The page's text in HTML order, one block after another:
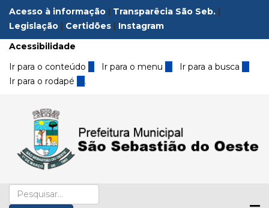
Acesso à informação | Transparêcia São Seb. |
Legislação | Certidões | Instagram
Acessibilidade
Ir para o conteúdo 1 Ir para o menu 2 Ir para a busca3
Ir para o rodapé 4 .